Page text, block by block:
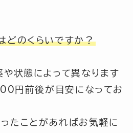
どのくらいですか？
状態によって異なります
円前後が目安になってお
たことがあればお気軽に